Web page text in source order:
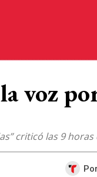
voz
criticó las 9